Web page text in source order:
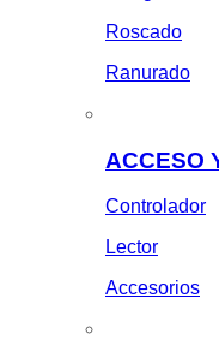
Roscado
Ranurado
ACCESO
Controlador
Lector
Accesorios